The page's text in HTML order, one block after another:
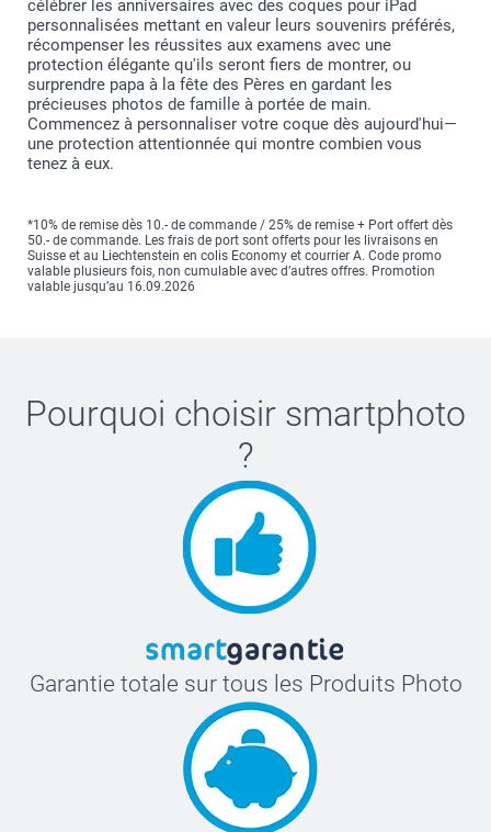
célébrer les anniversaires avec des coques pour iPad
personnalisées mettant en valeur leurs souvenirs préférés,
récompenser les réussites aux examens avec une
protection élégante qu'ils seront fiers de montrer, ou
surprendre papa à la fête des Pères en gardant les
précieuses photos de famille à portée de main.
Commencez à personnaliser votre coque dès aujourd'hui—
une protection attentionnée qui montre combien vous
tenez à eux.
*10% de remise dès 10.- de commande / 25% de remise + Port offert dès
50.- de commande. Les frais de port sont offerts pour les livraisons en
Suisse et au Liechtenstein en colis Economy et courrier A. Code promo
valable plusieurs fois, non cumulable avec d’autres offres. Promotion
valable jusqu’au 16.09.2026
Pourquoi choisir smartphoto
?
Garantie totale sur tous les Produits Photo